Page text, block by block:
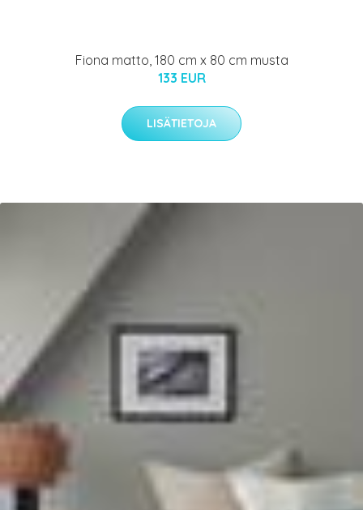
Fiona matto, 180 cm x 80 cm musta
133 EUR
LISÄTIETOJA